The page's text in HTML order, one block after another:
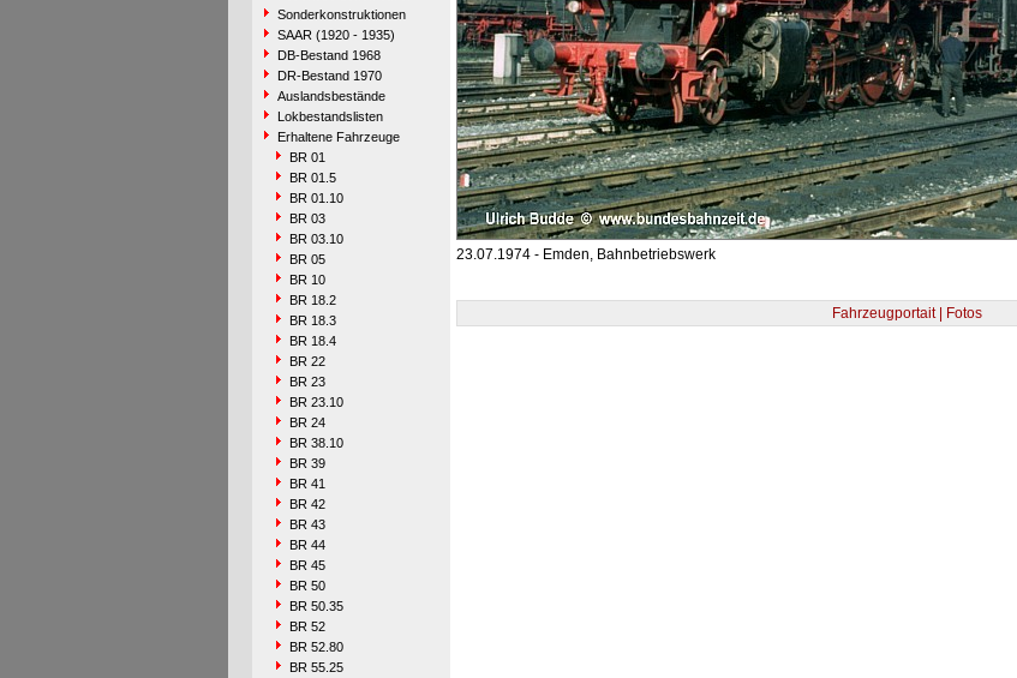
Sonderkonstruktionen
SAAR (1920 - 1935)
DB-Bestand 1968
DR-Bestand 1970
Auslandsbestände
Lokbestandslisten
Erhaltene Fahrzeuge
BR 01
BR 01.5
BR 01.10
BR 03
BR 03.10
BR 05
BR 10
BR 18.2
BR 18.3
BR 18.4
BR 22
BR 23
BR 23.10
BR 24
BR 38.10
BR 39
BR 41
BR 42
BR 43
BR 44
BR 45
BR 50
BR 50.35
BR 52
BR 52.80
BR 55.25
23.07.1974 - Emden, Bahnbetriebswerk
Fahrzeugportait | Fotos